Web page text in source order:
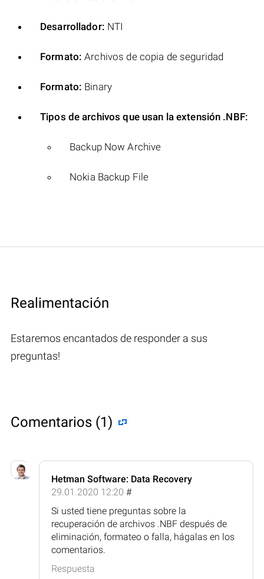
Desarrollador: NTI
Formato: Archivos de copia de seguridad
Formato: Binary
Tipos de archivos que usan la extensión .NBF:
Backup Now Archive
Nokia Backup File
Realimentación
Estaremos encantados de responder a sus
preguntas!
Comentarios (1)
Hetman Software: Data Recovery
29.01.2020 12:20 #
Si usted tiene preguntas sobre la
recuperación de archivos .NBF después de
eliminación, formateo o falla, hágalas en los
comentarios.
Respuesta